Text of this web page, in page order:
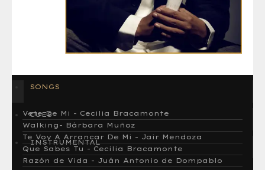
SONGS
CUES
INSTRUMENTAL
Vete De Mi - Cecilia Bracamonte
Walking- Bárbara Muñoz
Te Voy A Arrancar De Mi - Jair Mendoza
Que Sabes Tu - Cecilia Bracamonte
Razón de Vida - Juán Antonio de Dompablo